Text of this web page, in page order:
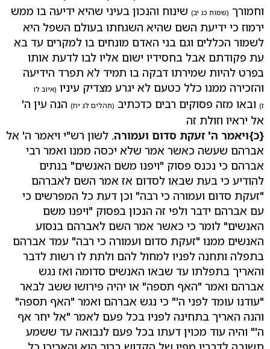
וחמורך (שמות כג יב) שינוח והנכון בעיני שהיא ידיעה בו ממש
ירמוז כי ידיעת השם שהיא השגחתו בעולם השפל היא
לשמור הכללים וגם בני האדם מונחים בו למקרים עד בא
עת פקודתם אבל בחסידיו ישום אליו לבו לדעת אותו
בפרט להיות שמירתו דבקה בו תמיד לא תפרד הידיעה
והזכירה ממנו כלל כטעם לא יגרע מצדיק עיניו (איוב לו
ז) ובאו מזה פסוקים רבים כדכתיב (תהלים לג יח) הנה עין ה'
אל יראיו וזולת זה
{כ}ויאמר ה' זעקת סדום ועמורה. לשון רש"י ויאמר ה' אל
אברהם שעשה כאשר אמר שלא יכסה ממנו ואמר רבי
אברהם כי נכנס פסוק "ויפנו משם האנשים" בנתים
להודיע כי בעת שבאו לסדום אז אמר השם לאברהם
"זעקת סדום ועמורה כי רבה" וכן דעת כל המפרשים כי
עם אברהם ידבר ולפי זה הנכון בפסוק "ויפנו משם
האנשים" לומר כי כאשר אמר השם לאברהם בנסוע
האנשים ממנו "זעקת סדום ועמורה כי רבה" עמד אברהם
בתפלה ותחנה לפניו למחול להם ולתת לו רשות לדבר
והאריך בתפלתו עד שבאו האנשים סדומה ואז נגש
אברהם ואמר "האף תספה" או יהיה פירושו ששב לבאר
"עודנו עומד לפני ה'" כי נגש אברהם ואמר "האף תספה"
והנה האריך בתחינה לפניו בכל פעם לאמר "אל יחר אף
ה'" והיה עוד מכוין דעתו בכל פעם לנבואה עד ששמע